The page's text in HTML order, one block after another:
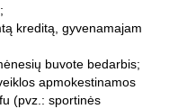
kreditą, gyvenamajam
buvote bedarbis;
apmokestinamos
(pvz.: sportinės